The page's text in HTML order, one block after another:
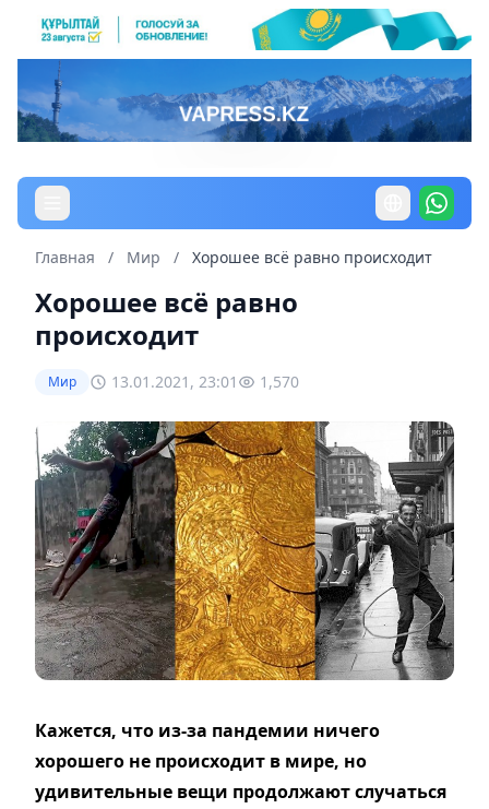
Главная / Мир / Хорошее всё равно происходит
Хорошее всё равно
происходит
Мир 13.01.2021, 23:01 1,570
Кажется, что из-за пандемии ничего
хорошего не происходит в мире, но
удивительные вещи продолжают случаться